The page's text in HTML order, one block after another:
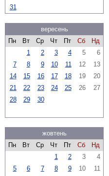
31
вересень
Пн
Вт Ср Чт Пт Сб
Нд
1
2 3 4 5
6
7
8 9 10 11 12
13
14
15 16 17 18 19
20
21
22 23 24 25 26
27
28
29 30
жовтень
Пн
Вт Ср Чт Пт Сб
Нд
1
2 3
4
5
6 7 8 9 10
11